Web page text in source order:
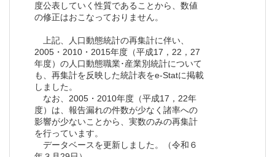
度公表していく性質であることから、数値
の修正はおこなっておりません。
上記、人口動態統計の再集計に伴い、
2005・2010・2015年度（平成17，22，27
年度）の人口動態職業･産業別統計について
も、再集計を反映した統計表をe-Statに掲載
しました。
なお、2005・2010年度（平成17，22年
度）は、報告漏れの件数が少なく諸率への
影響が少ないことから、実数のみの再集計
を行っています。
データベースを更新しました。（令和６